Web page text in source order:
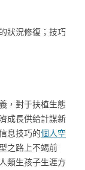
狀況修復；技巧
，對于扶植生態
成長供給計謀新
息技巧的個人空
之路上不竭前
類生孩子生涯方